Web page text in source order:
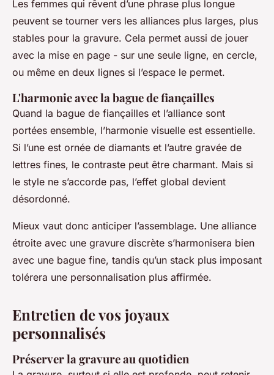
Les femmes qui rêvent d’une phrase plus longue
peuvent se tourner vers les alliances plus larges, plus
stables pour la gravure. Cela permet aussi de jouer
avec la mise en page - sur une seule ligne, en cercle,
ou même en deux lignes si l’espace le permet.
L'harmonie avec la bague de fiançailles
Quand la bague de fiançailles et l’alliance sont
portées ensemble, l’harmonie visuelle est essentielle.
Si l’une est ornée de diamants et l’autre gravée de
lettres fines, le contraste peut être charmant. Mais si
le style ne s’accorde pas, l’effet global devient
désordonné.
Mieux vaut donc anticiper l’assemblage. Une alliance
étroite avec une gravure discrète s’harmonisera bien
avec une bague fine, tandis qu’un stack plus imposant
tolérera une personnalisation plus affirmée.
Entretien de vos joyaux
personnalisés
Préserver la gravure au quotidien